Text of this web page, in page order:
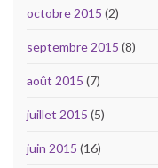
octobre 2015 (2)
septembre 2015 (8)
août 2015 (7)
juillet 2015 (5)
juin 2015 (16)